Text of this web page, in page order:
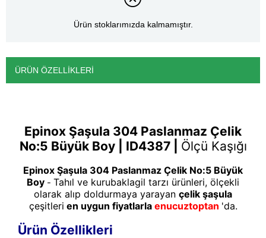
Ürün stoklarımızda kalmamıştır.
ÜRÜN ÖZELLIKLERI
Epinox Şaşula 304 Paslanmaz Çelik
No:5 Büyük Boy
| ID4387 | Ölçü Kaşığı
Epinox Şaşula 304 Paslanmaz Çelik No:5 Büyük
Boy - Tahıl ve kurubaklagil tarzı ürünleri, ölçekli
olarak alıp doldurmaya yarayan çelik şaşula
çeşitleri en uygun fiyatlarla enucuztoptan 'da.
Ürün Özellikleri